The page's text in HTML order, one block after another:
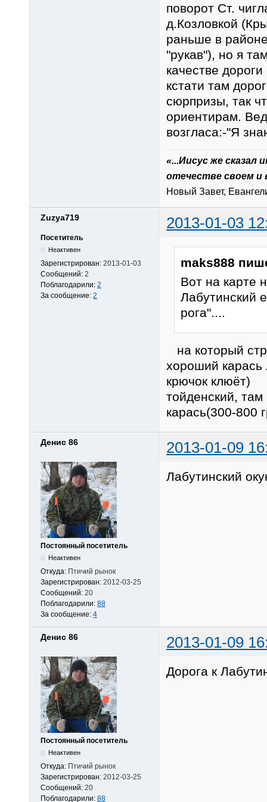
поворот Ст.
д.Козловкой
раньше в
"рукав"), но я
качестве
кстати там
сюрпризы, так
ориентирам.
возгласа:-"Я
«...Иисус же сказал
отечестве своем и
Новый Завет,
Zuzya719 2013-01-03
Посетитель
Неактивен
Зарегистрирован: 2013-01-03
Сообщений: 2
Поблагодарили: 2
За сообщение: 2
maks888
Вот на карте
Лабутинский
рога"....
на который
хороший карась
крючок клюёт)
тойденский, там
карась(300-800
Денис 86 2013-01-09
Постоянный посетитель
Неактивен
Откуда: Птичий рынок
Зарегистрирован: 2012-03-25
Сообщений: 20
Поблагодарили: 88
За сообщение: 4
Лабутинский
Денис 86 2013-01-09
Постоянный посетитель
Неактивен
Откуда: Птичий рынок
Зарегистрирован: 2012-03-25
Сообщений: 20
Поблагодарили: 88
Дорога к